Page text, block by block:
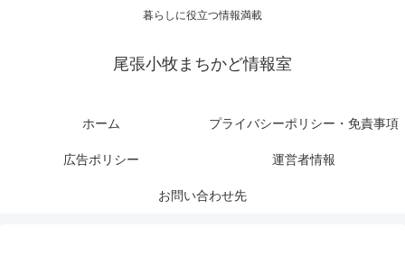
暮らしに役立つ情報満載
尾張小牧まちかど情報室
ホーム プライバシーポリシー・免責事項
広告ポリシー 運営者情報
お問い合わせ先